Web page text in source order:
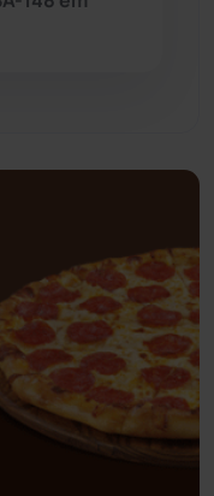
(90)
(182)
(58)
(27)